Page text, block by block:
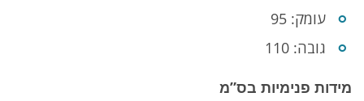
עומק: 95
גובה: 110
מידות פנימיות בס”מ